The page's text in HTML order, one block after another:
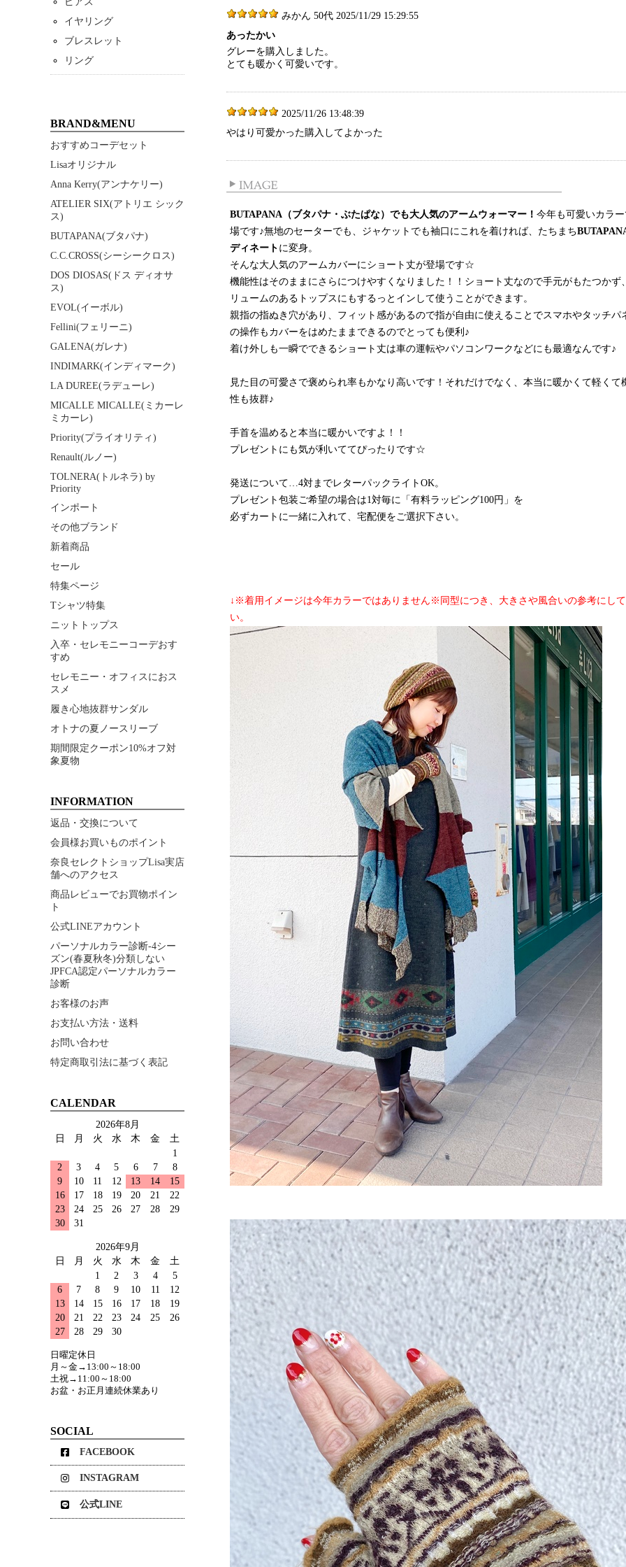
みかん 50代 2025/11/29 15:29:55
あったかい
グレーを購入しました。
とても暖かく可愛いです。
2025/11/26 13:48:39
やはり可愛かった購入してよかった
BUTAPANA（ブタパナ・ぶたぱな）でも大人気のアームウォーマー！ 今年も可愛いカラー
場です♪無地のセーターでも、ジャケットでも袖口にこれを着ければ、たちまち
ディネート に変身。
そんな大人気のアームカバーにショート丈が登場です☆
機能性はそのままにさらにつけやすくなりました！！ショート丈なので手元がもたつかず
リュームのあるトップスにもするっとインして使うことができます。
親指の指ぬき穴があり、フィット感があるので指が自由に使えることでスマホやタッチパ
の操作もカバーをはめたままできるのでとっても便利♪
着け外しも一瞬でできるショート丈は車の運転やパソコンワークなどにも最適なんです♪
見た目の可愛さで褒められ率もかなり高いです！それだけでなく、本当に暖かくて軽くて
性も抜群♪
手首を温めると本当に暖かいですよ！！
プレゼントにも気が利いててぴったりです☆
発送について…4対までレターパックライトOK。
プレゼント包装ご希望の場合は1対毎に「有料ラッピング100円」を
必ずカートに一緒に入れて、宅配便をご選択下さい。
↓※着用イメージは今年カラーではありません※同型につき、大きさや風合いの参考にして
い。
イヤリング
ブレスレット
リング
BRAND&MENU
おすすめコーデセット
Lisaオリジナル
Anna Kerry(アンナケリー)
ATELIER SIX(アトリエ シック
ス)
BUTAPANA(ブタパナ)
C.C.CROSS(シーシークロス)
DOS DIOSAS(ドス ディオサ
ス)
EVOL(イーボル)
Fellini(フェリーニ)
GALENA(ガレナ)
INDIMARK(インディマーク)
LA DUREE(ラデューレ)
MICALLE MICALLE(ミカーレ
ミカーレ)
Priority(プライオリティ)
Renault(ルノー)
TOLNERA(トルネラ) by
Priority
インポート
その他ブランド
新着商品
セール
特集ページ
Tシャツ特集
ニットトップス
入卒・セレモニーコーデおす
すめ
セレモニー・オフィスにおス
スメ
履き心地抜群サンダル
オトナの夏ノースリーブ
期間限定クーポン10%オフ対
象夏物
INFORMATION
返品・交換について
会員様お買いものポイント
奈良セレクトショップLisa実店
舗へのアクセス
商品レビューでお買物ポイン
ト
公式LINEアカウント
パーソナルカラー診断-4シー
ズン(春夏秋冬)分類しない
JPFCA認定パーソナルカラー
診断
お客様のお声
お支払い方法・送料
お問い合わせ
特定商取引法に基づく表記
CALENDAR
2026年8月
日
月 火 水 木 金
土
1
2
3 4 5 6 7
8
9
10 11 12 13 14
15
16
17 18 19 20 21
22
23
24 25 26 27 28
29
30
31
2026年9月
日
月 火 水 木 金
土
1
2 3 4
5
6
7 8 9 10 11
12
13
14 15 16 17 18
19
20
21 22 23 24 25
26
27
28 29 30
日曜定休日
月～金→13:00～18:00
土祝→11:00～18:00
お盆・お正月連続休業あり
SOCIAL
FACEBOOK
INSTAGRAM
公式LINE